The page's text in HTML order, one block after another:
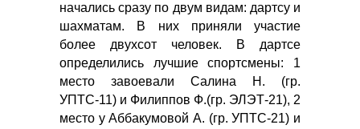
начались сразу по двум видам: дартсу и
шахматам. В них приняли участие
более двухсот человек. В дартсе
определились лучшие спортсмены: 1
место завоевали Салина Н. (гр.
УПТС-11) и Филиппов Ф.(гр. ЭЛЭТ-21), 2
место у Аббакумовой А. (гр. УПТС-21) и